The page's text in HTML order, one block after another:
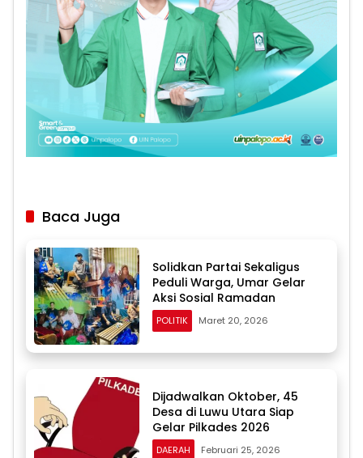
Baca Juga
Solidkan Partai Sekaligus
Peduli Warga, Umar Gelar
Aksi Sosial Ramadan
POLITIK Maret 20, 2026
Dijadwalkan Oktober, 45
Desa di Luwu Utara Siap
Gelar Pilkades 2026
DAERAH Februari 25, 2026